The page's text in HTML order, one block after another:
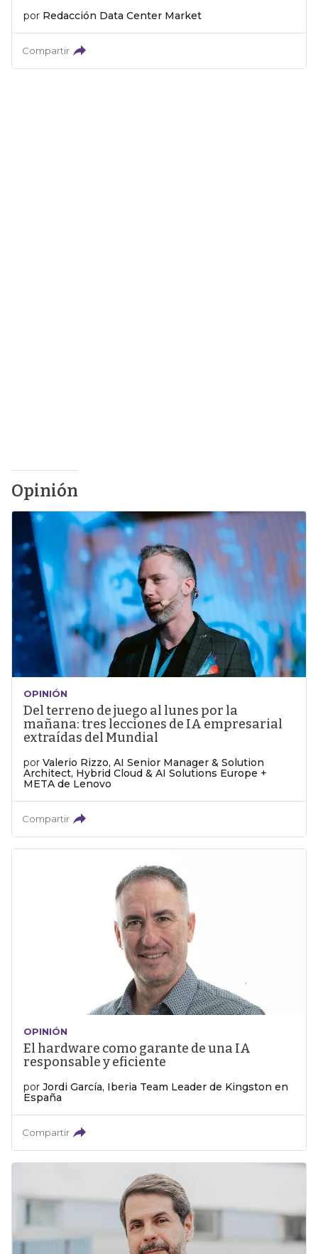
por Redacción Data Center Market
Compartir
Opinión
OPINIÓN
Del terreno de juego al lunes por la
mañana: tres lecciones de IA empresarial
extraídas del Mundial
por Valerio Rizzo, AI Senior Manager & Solution
Architect, Hybrid Cloud & AI Solutions Europe +
META de Lenovo
Compartir
OPINIÓN
El hardware como garante de una IA
responsable y eficiente
por Jordi García, Iberia Team Leader de Kingston en
España
Compartir